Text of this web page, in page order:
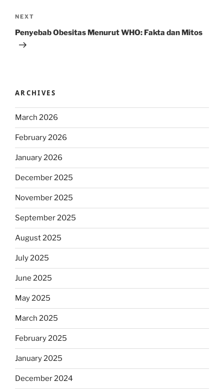
Next
Post
NEXT
Penyebab Obesitas Menurut WHO: Fakta dan Mitos
ARCHIVES
March 2026
February 2026
January 2026
December 2025
November 2025
September 2025
August 2025
July 2025
June 2025
May 2025
March 2025
February 2025
January 2025
December 2024